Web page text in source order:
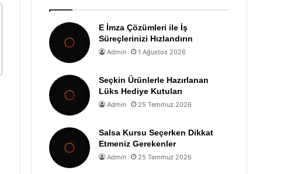
E İmza Çözümleri ile İş
Süreçlerinizi Hızlandırın
Admin 1 Ağustos 2026
Seçkin Ürünlerle Hazırlanan
Lüks Hediye Kutuları
Admin 25 Temmuz 2026
Salsa Kursu Seçerken Dikkat
Etmeniz Gerekenler
Admin 25 Temmuz 2026